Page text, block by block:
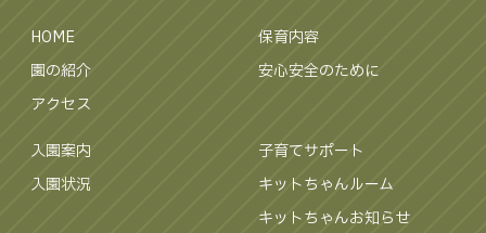
HOME
園の紹介
アクセス
保育内容
安心安全のために
入園案内
入園状況
子育てサポート
キットちゃんルーム
キットちゃんお知らせ